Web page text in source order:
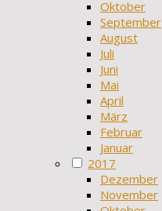
Oktober
September
August
Juli
Juni
Mai
April
März
Februar
Januar
2017
Dezember
November